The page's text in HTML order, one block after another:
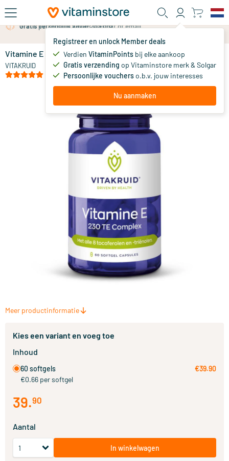
Ga naar de hoofdinhoud
Registreer en unlock Member deals
Verdien VitaminPoints bij elke aankoop
Gratis verzending op Vitaminstore merk & Solgar
Persoonlijke voucherso.b.v. jouw interesses
Nu aanmaken
Vitamine E 230 TE Complex
VITAKRUID
39.
Meer productinformatie
Kies een variant en voeg toe
Inhoud
60 softgels
€0.66 per softgel
€39.90
39.90
Aantal
In winkelwagen